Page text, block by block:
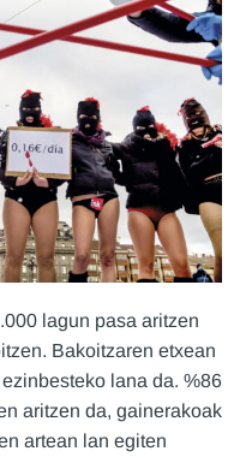
lagun pasa aritzen
Bakoitzaren etxean
lana da. %86
aritzen da, gainerakoak
artean lan egiten